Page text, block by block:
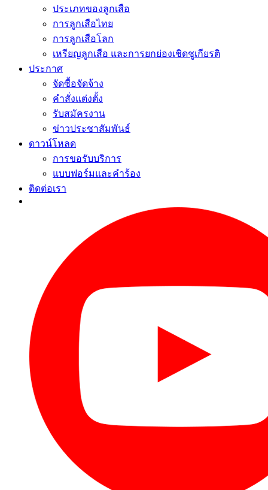
ประเภทของลูกเสือ
การลูกเสือไทย
การลูกเสือโลก
เหรียญลูกเสือ และการยกย่องเชิดชูเกียรติ
ประกาศ
จัดซื้อจัดจ้าง
คำสั่งแต่งตั้ง
รับสมัครงาน
ข่าวประชาสัมพันธ์
ดาวน์โหลด
การขอรับบริการ
แบบฟอร์มและคำร้อง
ติดต่อเรา